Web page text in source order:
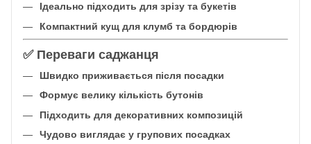
Ідеально підходить для зрізу та букетів
Компактний кущ для клумб та бордюрів
✅ Переваги саджанця
Швидко приживається після посадки
Формує велику кількість бутонів
Підходить для декоративних композицій
Чудово виглядає у групових посадках